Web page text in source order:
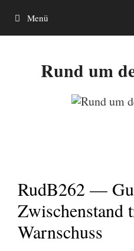
Inhalt
springen
Menü
Rund um
RudB262 —
Zwischenstand
Warnschuss